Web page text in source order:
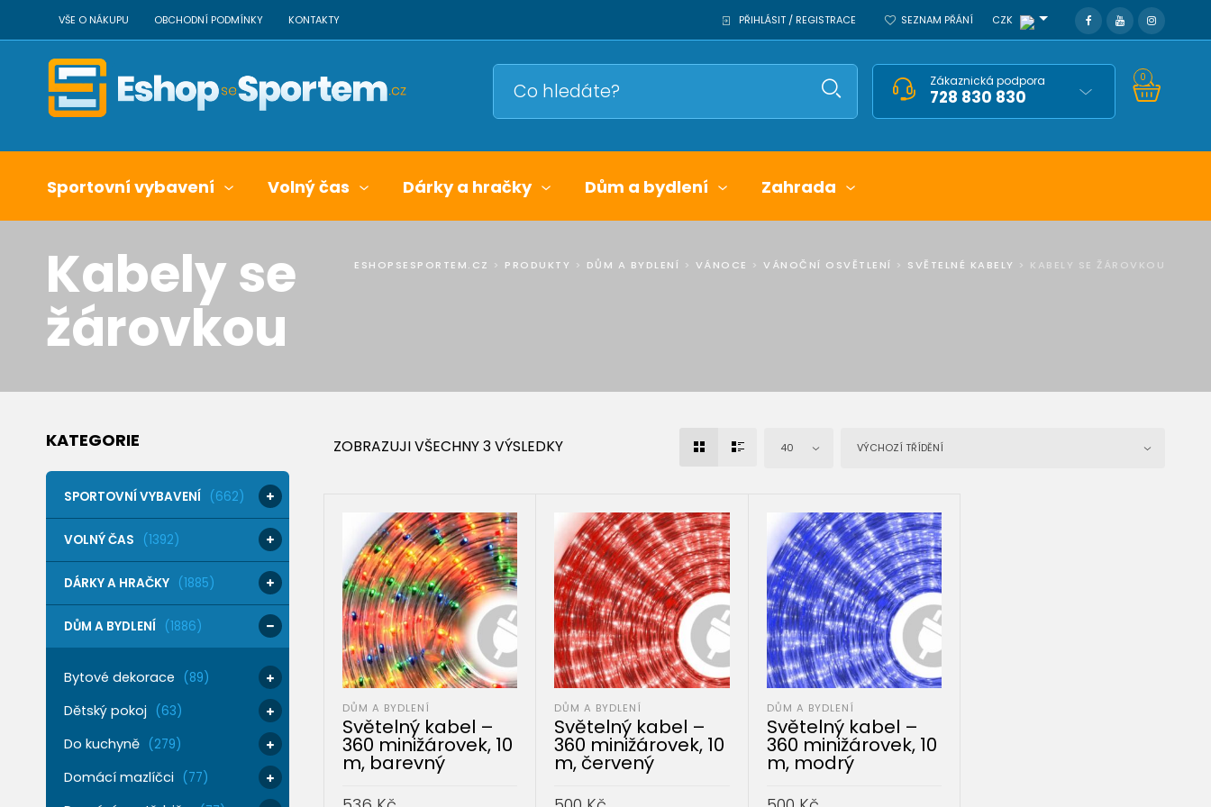
VŠE O NÁKUPU OBCHODNÍ PODMÍNKY KONTAKTY PŘIHLÁSIT / REGISTRACE SEZNAM PŘÁNÍ CZK
Zákaznická podpora
728 830 830
0
Sportovní vybavení Volný čas Dárky a hračky Dům a bydlení Zahrada
ESHOPSESPORTEM.CZ > PRODUKTY > DŮM A BYDLENÍ > VÁNOCE >VÁNOČNÍ OSVĚTLENÍ > SVĚTELNÉ KABELY > KABELY SE ŽÁROVKOU
Kabely se
žárovkou
KATEGORIE
SPORTOVNÍ VYBAVENÍ (662)
VOLNÝ ČAS (1392)
DÁRKY A HRAČKY (1885)
DŮM A BYDLENÍ (1886)
Bytové dekorace (89)
Dětský pokoj (63)
Do kuchyně (279)
Domácí mazlíčci (77)
ZOBRAZUJI VŠECHNY 3 VÝSLEDKY 40 VÝCHOZÍ TŘÍDĚNÍ
DŮM A BYDLENÍ
Světelný kabel –
360 minižárovek, 10
m, barevný
DŮM A BYDLENÍ
Světelný kabel –
360 minižárovek, 10
m, červený
DŮM A BYDLENÍ
Světelný kabel –
360 minižárovek, 10
m, modrý